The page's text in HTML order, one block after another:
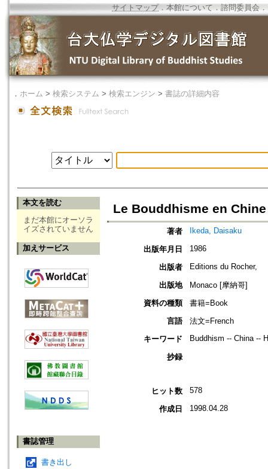
サイトマップ．本館について ． 諮問委員会 ．
． ホーム > 検索システム > 検索エンジン > 書誌の詳細内容
本文を読む
まだ本館にオーソラ
イズされていません
加えサービス
書誌管理
書き出し
Le Bouddhisme en Chine
著者 Ikeda, Daisaku
出版年月日 1986
出版者 Editions du Rocher,
出版地
Monaco [摩納哥]
資料の種類
書籍=Book
言語
法文=French
キーワード
Buddhism -- China --
抄録
ヒット数 578
作成日 1998.04.28